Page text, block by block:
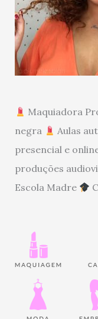
Maquiadora
negra
Aulas
presencial e
produções
Escola Madre